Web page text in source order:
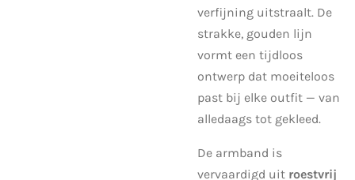
verfijning uitstraalt. De
strakke, gouden lijn
vormt een tijdloos
ontwerp dat moeiteloos
past bij elke outfit — van
alledaags tot gekleed.
De armband is
vervaardigd uit roestvrij